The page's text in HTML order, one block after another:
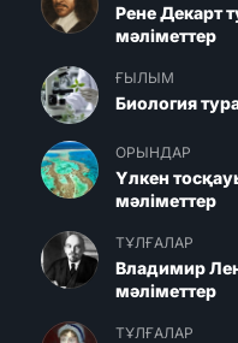
Рене Декарт
мәліметтер
ҒЫЛЫМ
Биология
ОРЫНДАР
Үлкен
мәліметтер
ТҰЛҒАЛАР
Владимир
мәліметтер
ТҰЛҒАЛАР